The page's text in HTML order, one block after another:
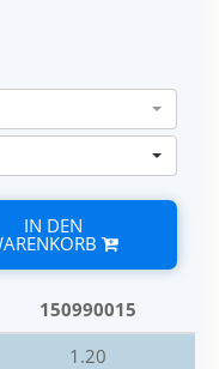
IN DEN
150990015
1.20